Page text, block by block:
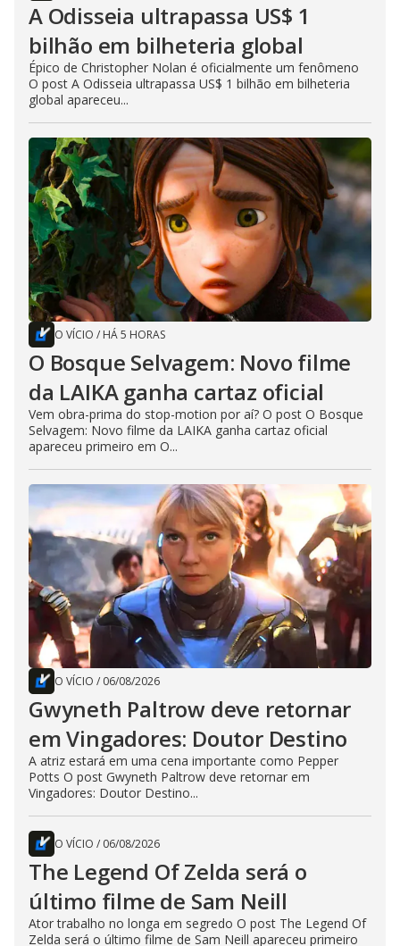
A Odisseia ultrapassa US$ 1
bilhão em bilheteria global
Épico de Christopher Nolan é oficialmente um fenômeno
O post A Odisseia ultrapassa US$ 1 bilhão em bilheteria
global apareceu...
O VÍCIO / HÁ 5 HORAS
O Bosque Selvagem: Novo filme
da LAIKA ganha cartaz oficial
Vem obra-prima do stop-motion por aí? O post O Bosque
Selvagem: Novo filme da LAIKA ganha cartaz oficial
apareceu primeiro em O...
O VÍCIO / 06/08/2026
Gwyneth Paltrow deve retornar
em Vingadores: Doutor Destino
A atriz estará em uma cena importante como Pepper
Potts O post Gwyneth Paltrow deve retornar em
Vingadores: Doutor Destino...
O VÍCIO / 06/08/2026
The Legend Of Zelda será o
último filme de Sam Neill
Ator trabalho no longa em segredo O post The Legend Of
Zelda será o último filme de Sam Neill apareceu primeiro